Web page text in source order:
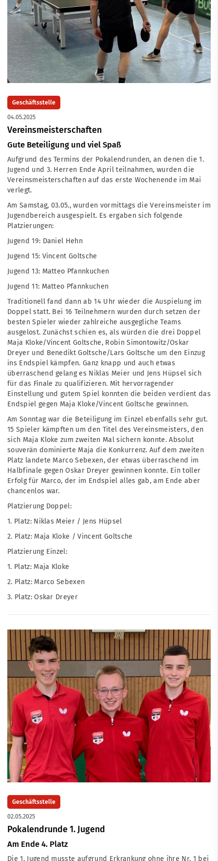
Geschäftsstelle
04.05.2025
Vereinsmeisterschaften
Gute Beteiligung und viel Spaß
Aufgrund des Termins der Pokalendrunden, an denen die 1.
Jugend und 3. Herren Ende April teilnahmen, wurden die
Vereinsmeisterschaften auf das erste Wochenende im Mai
verlegt.
Am Samstag, 03.05., wurden vormittags die Vereinsmeister im
Jugendbereich ausgespielt. Es ergaben sich folgende
Platzierungen:
Jugend 19: Daniel Hehn
Jugend 15: Vincent Goltsche
Jugend 13: Matteo Pfannkuchen
Jugend 11: Matteo Pfannkuchen
Traditionell fand dann ab 14 Uhr wieder die Auspielung im
Doppel statt. Bei 16 Teilnehmern wurden durch setzen der
besten Spieler wieder zahlreiche ausgegliche Teams
ausgelost. Zunächst schien es, als würden die drei Doppel
Maja Kloke/Vincent Goltsche, Robin Simontowitz/Oskar
Dreyer und Benedikt Goltsche/Lars Goltsche um den Einzug
ins Endspiel kämpfen. Ganz knapp und auch etwas
überraschend gelang es Niklas Meier und Jens Hüpsel sich
für das Finale zu qualifizieren. Mit hervorragender
Einstellung und gutem Spiel konnten die beiden verdient das
Endspiel gegen Maja Kloke/Vincent Goltsche gewinnen.
Am Sonntag war die Beteiligung im Einzel ebenfalls sehr gut.
15 Spieler kämpften um den Titel des Vereinsmeisters, den
sich Maja Kloke zum zweiten Mal sichern konnte. Absolut
souverän dominierte Maja die Konkurrenz. Auf dem zweiten
Platz landete Marco Sebexen, der etwas überraschend im
Halbfinale gegen Oskar Dreyer gewinnen konnte. Ein toller
Erfolg für Marco, der im Endspiel alles gab, am Ende aber
chancenlos war.
Platzierung Doppel:
1. Platz: Niklas Meier / Jens Hüpsel
2. Platz: Maja Kloke / Vincent Goltsche
Platzierung Einzel:
1. Platz: Maja Kloke
2. Platz: Marco Sebexen
3. Platz: Oskar Dreyer
Geschäftsstelle
02.05.2025
Pokalendrunde 1. Jugend
Am Ende 4. Platz
Die 1. Jugend musste aufgrund Erkrankung ohne ihre Nr. 1 bei